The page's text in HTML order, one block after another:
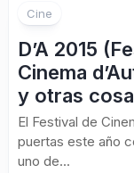
Cine
D’A 2015
Cinema
y otras
El Festival de
puertas este año
uno de...